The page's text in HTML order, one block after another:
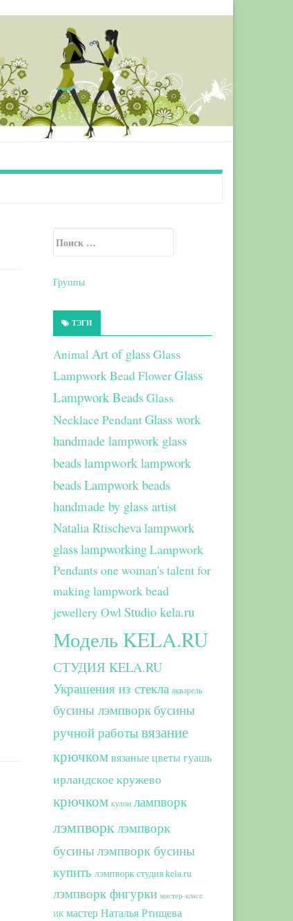
Secondary Sidebar
Группы
ТЭГИ
Animal Art of glassGlass
Lampwork Bead FlowerGlass
Lampwork BeadsGlass
Necklace PendantGlass work
handmade lampwork glass
beadslampworklampwork
beadsLampwork beads
handmade by glass artist
Natalia Rtischevalampwork
glasslampworkingLampwork
Pendants one woman's talent for
making lampwork bead
jewelleryOwlStudio kela.ru
Модель KELA.RU
СТУДИЯ KELA.RU
Украшения из стекла акварель
бусины лэмпворк бусины
ручной работывязание
крючком вязаные цветы гуашь
ирландское кружево
крючком кулон лампворк
лэмпворклэмпворк
бусинылэмпворк бусины
купить лэмпворк студия kela.ru
лэмпворк фигурки мастер-класс
ИК мастер Наталья Ртищева